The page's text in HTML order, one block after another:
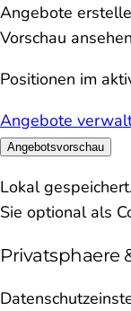
Angebote
Vorschau
Positionen im
Angebote
Angebotsvorschau
Lokal
Sie optional als
Privatsphaere